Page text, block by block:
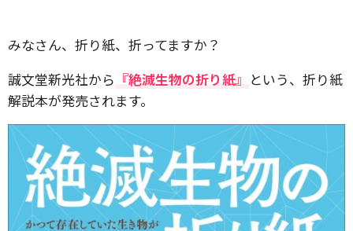
みなさん、折り紙、折ってますか？
誠文堂新光社から 『絶滅生物の折り紙』 という、折り紙
解説本が発売されます。